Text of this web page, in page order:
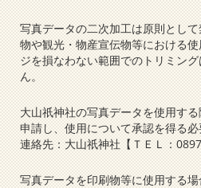
写真データの二次加工は原則とし
物や観光・物産宣伝物等における
ジを損なわない範囲でのトリミン
ん。
大山祇神社の写真データを使用す
申請し、使用について承認を得る必
連絡先：大山祇神社【ＴＥＬ：
写真データを印刷物等に使用する